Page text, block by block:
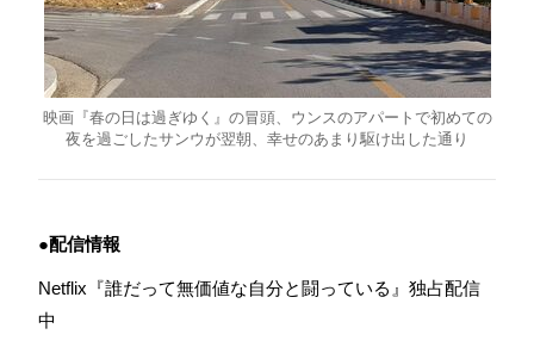
映画『春の日は過ぎゆく』の冒頭、ウンスのアパートで初めての
夜を過ごしたサンウが翌朝、幸せのあまり駆け出した通り
●配信情報
Netflix『誰だって無価値な自分と闘っている』独占配信
中